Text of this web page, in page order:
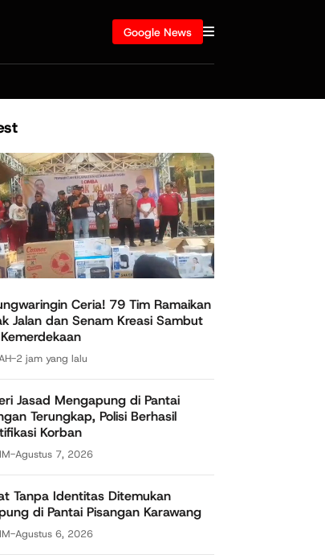
Google News
Ceria! 79 Tim Ramaikan
Jalan dan Senam Kreasi Sambut
-2 jam yang lalu
Jasad Mengapung di Pantai
Terungkap, Polisi Berhasil
Korban
-Agustus 7, 2026
Tanpa Identitas Ditemukan
di Pantai Pisangan Karawang
-Agustus 6, 2026